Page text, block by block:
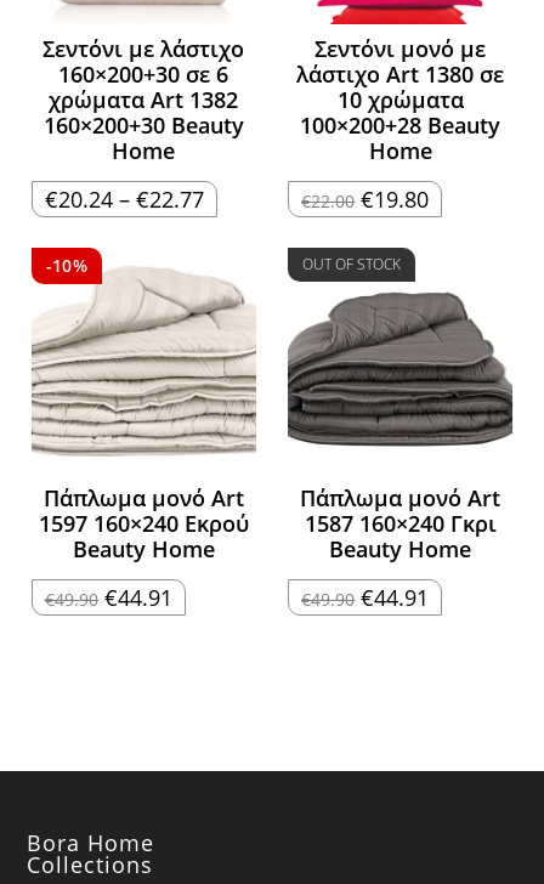
Σεντόνι με λάστιχο
160×200+30 σε 6
χρώματα Art 1382
160×200+30 Beauty
Home
€20.24 – €22.77Price
range:
Σεντόνι μονό με
λάστιχο Art 1380 σε
10 χρώματα
100×200+28 Beauty
Home
€22.00 Original
price
€22.00.
€19.80Η
τρέχουσα
-10%
Πάπλωμα μονό Art
1597 160×240 Εκρού
Beauty Home
€49.90 Original
price
€44.91 Η
τρέχουσα
OUT OF STOCK
Πάπλωμα μονό Art
1587 160×240 Γκρι
Beauty Home
€49.90 Original
price
€44.91 Η
τρέχουσα
Bora Home
Collections